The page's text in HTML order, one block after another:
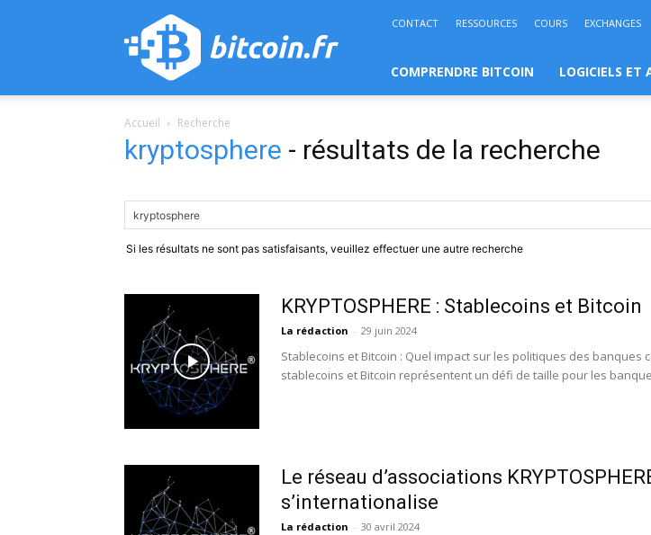
bitcoin.fr
CONTACT RESSOURCES COURS EXCHANGES
COMPRENDRE BITCOIN LOGICIELS ET
Accueil Recherche
kryptosphere - résultats de la recherche
Si les résultats ne sont pas satisfaisants, veuillez effectuer une autre recherche
KRYPTOSPHERE : Stablecoins et Bitcoin
La rédaction - 29 juin 2024
Stablecoins et Bitcoin : Quel impact sur les politiques des banques
stablecoins et Bitcoin représentent un défi de taille pour les
Le réseau d’associations
s’internationalise
La rédaction - 30 avril 2024